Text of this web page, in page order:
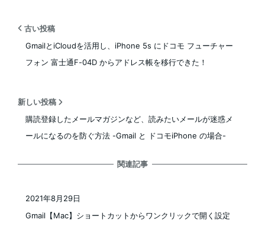
古い投稿
GmailとiCloudを活用し、iPhone 5s にドコモ フューチャー
フォン 富士通F-04D からアドレス帳を移行できた！
新しい投稿
購読登録したメールマガジンなど、読みたいメールが迷惑メ
ールになるのを防ぐ方法 -Gmail と ドコモiPhone の場合-
関連記事
Gmail【Mac】ショートカットからワンクリックで開く設定
2021年8月29日